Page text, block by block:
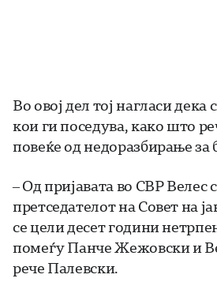
Во овој дел тој нагласи дека
кои ги поседува, како што
повеќе од недоразбирање за
– Од пријавата во СВР Велес
претседателот на Совет на
се цели десет години
помеѓу Панче Жежовски и
рече Палевски.